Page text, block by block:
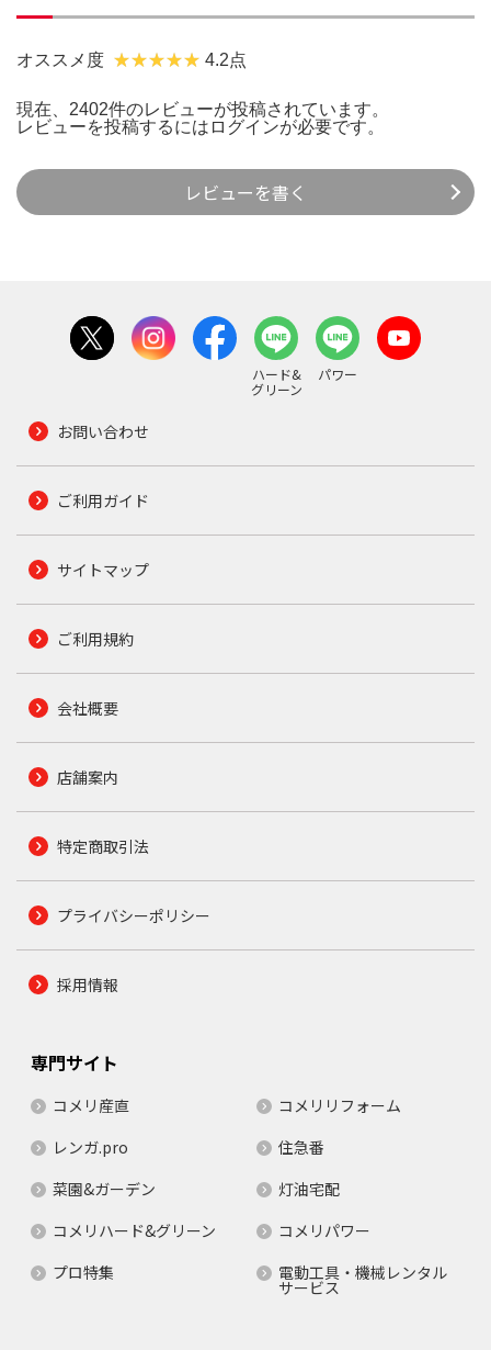
オススメ度 4.2点
現在、2402件のレビューが投稿されています。
レビューを投稿するには ログインが必要です。
レビューを書く
ハード&
グリーン
パワー
お問い合わせ
ご利用ガイド
サイトマップ
ご利用規約
会社概要
店舗案内
特定商取引法
プライバシーポリシー
採用情報
専門サイト
コメリ産直
コメリリフォーム
レンガ.pro
住急番
菜園&ガーデン
灯油宅配
コメリハード&グリーン
コメリパワー
プロ特集
電動工具・機械レンタル
サービス